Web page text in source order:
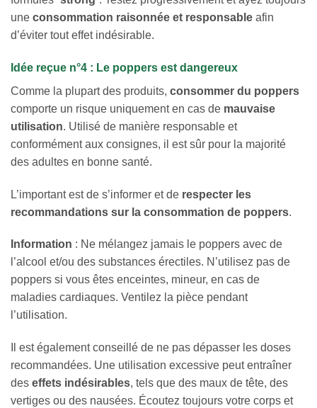
une consommation raisonnée et responsable afin
d’éviter tout effet indésirable.
Idée reçue n°4 : Le poppers est dangereux
Comme la plupart des produits, consommer du poppers
comporte un risque uniquement en cas de mauvaise
utilisation. Utilisé de manière responsable et
conformément aux consignes, il est sûr pour la majorité
des adultes en bonne santé.
L’important est de s’informer et de respecter les
recommandations sur la consommation de poppers.
Information : Ne mélangez jamais le poppers avec de
l’alcool et/ou des substances érectiles. N’utilisez pas de
poppers si vous êtes enceintes, mineur, en cas de
maladies cardiaques. Ventilez la pièce pendant
l’utilisation.
Il est également conseillé de ne pas dépasser les doses
recommandées. Une utilisation excessive peut entraîner
des effets indésirables, tels que des maux de tête, des
vertiges ou des nausées. Écoutez toujours votre corps et